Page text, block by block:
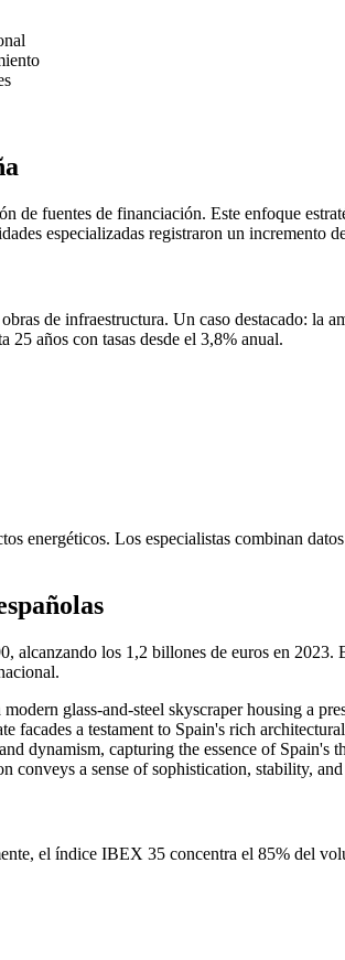
de fuentes de financiación. Este enfoque
especializadas registraron un incremento
de infraestructura. Un caso destacado: la
25 años con tasas desde el 3,8% anual.
energéticos. Los especialistas combinan
los 1,2 billones de euros en 2023.
el índice IBEX 35 concentra el 85% del